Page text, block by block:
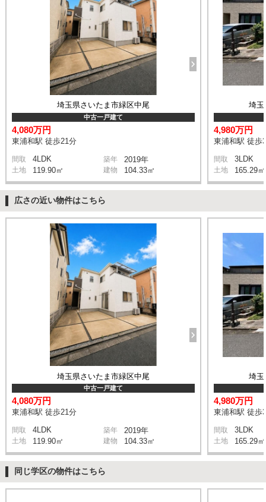
埼玉県さいたま市緑区中尾
中古一戸建て
4,080万円
東浦和駅 徒歩21分
間取 4LDK 築年 2019年
土地 119.90㎡ 建物 104.33㎡
埼玉
4,980万円
東浦和駅 徒歩
間取 3LDK
土地 165.29㎡
広さの近い物件はこちら
埼玉県さいたま市緑区中尾
中古一戸建て
4,080万円
東浦和駅 徒歩21分
間取 4LDK 築年 2019年
土地 119.90㎡ 建物 104.33㎡
埼玉
4,980万円
東浦和駅 徒歩
間取 3LDK
土地 165.29㎡
同じ学区の物件はこちら